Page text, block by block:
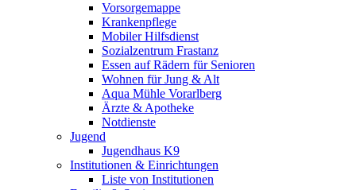
Vorsorgemappe
Krankenpflege
Mobiler Hilfsdienst
Sozialzentrum Frastanz
Essen auf Rädern für Senioren
Wohnen für Jung & Alt
Aqua Mühle Vorarlberg
Ärzte & Apotheke
Notdienste
Jugend
Jugendhaus K9
Institutionen & Einrichtungen
Liste von Institutionen